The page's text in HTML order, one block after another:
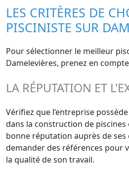
LES CRITÈRES DE
PISCINISTE SUR
Pour sélectionner le meilleur
Damelevières, prenez en
LA RÉPUTATION ET
Vérifiez que l’entreprise
dans la construction de
bonne réputation auprès de ses
demander des références pour
la qualité de son travail.